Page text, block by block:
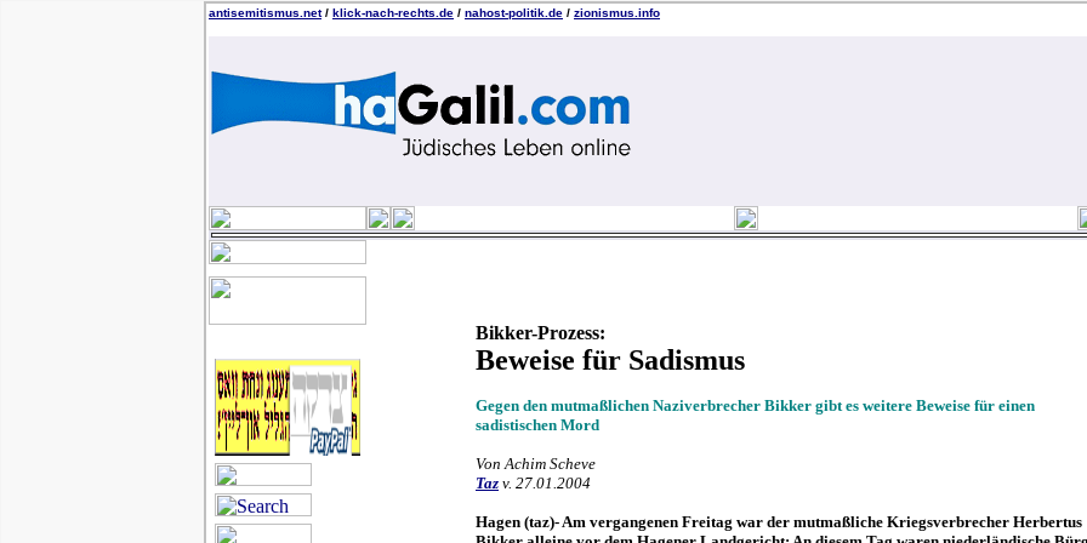
antisemitismus.net/ klick-nach-rechts.de / nahost-politik.de / zionismus.info
Bikker-Prozess:
Beweise für Sadismus
Gegen den mutmaßlichen Naziverbrecher Bikker gibt es weitere Beweise für einen
sadistischen Mord
Von Achim Scheve
Taz v. 27.01.2004
Hagen (taz)- Am vergangenen Freitag war der mutmaßliche Kriegsverbrecher Herbertus